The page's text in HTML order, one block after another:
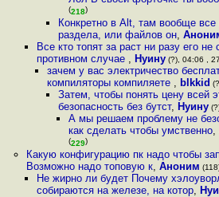
(218)
Конкретно в Alt, там вообще все
раздела, или файлов он,
Все кто топят за раст ни разу его
противном случае , Нуину(?), 04:06 ,
зачем у вас электричество
компиляторы компиляете , blkkid
Затем, чтобы понять цену всей
безопасность без бутст, Нуину
А мы решаем проблему не
как сделать чтобы умственно,
(229)
Какую конфигурацию пк надо чтобы
Возможно надо топовую к, Аноним
Не жирно ли будет Почему
собираются на железе, на котор,